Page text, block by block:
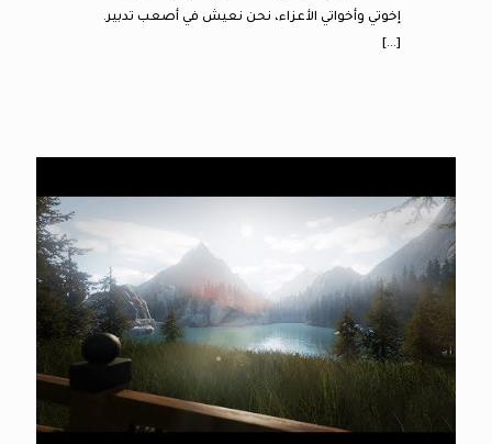
إخوتي وأخواتي الأعزاء، نحن نعيش في أصعب تدبير.
[…]